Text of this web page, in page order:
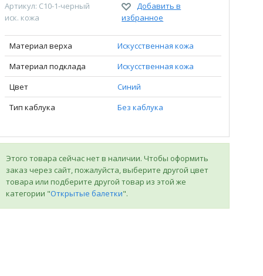
Артикул: C10-1-черный
иск. кожа
Добавить в
избранное
Материал верха
Искусственная кожа
Материал подклада
Искусственная кожа
Цвет
Синий
Тип каблука
Без каблука
Этого товара сейчас нет в наличии. Чтобы оформить
заказ через сайт, пожалуйста, выберите другой цвет
товара или подберите другой товар из этой же
категории "Открытые балетки".